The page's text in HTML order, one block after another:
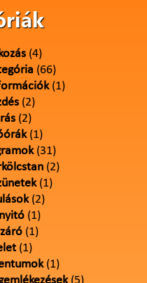
(4)
(66)
(1)
(2)
(2)
(1)
(31)
(2)
(1)
(2)
(1)
(1)
(1)
(1)